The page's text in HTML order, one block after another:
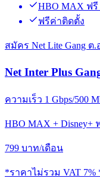
HBO MAX ฟรี
ฟรีค่าติดตั้ง
สมัคร Net Lite Gang ต.
Net Inter Plus
ความเร็ว 1 Gbps/500
HBO MAX + Disney+
799 บาท/เดือน
*ราคาไม่รวม VAT